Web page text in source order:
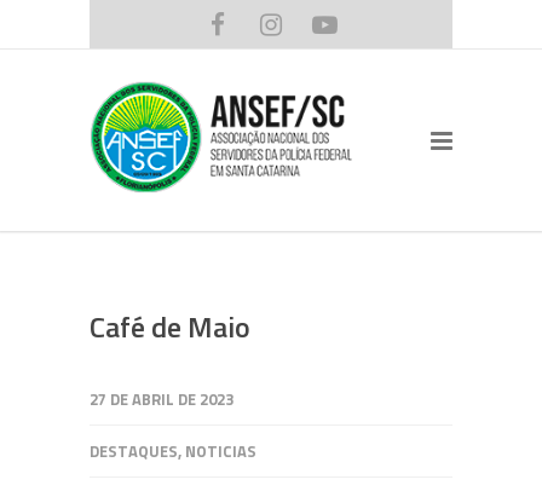
Café de Maio
27 DE ABRIL DE 2023
DESTAQUES, NOTICIAS